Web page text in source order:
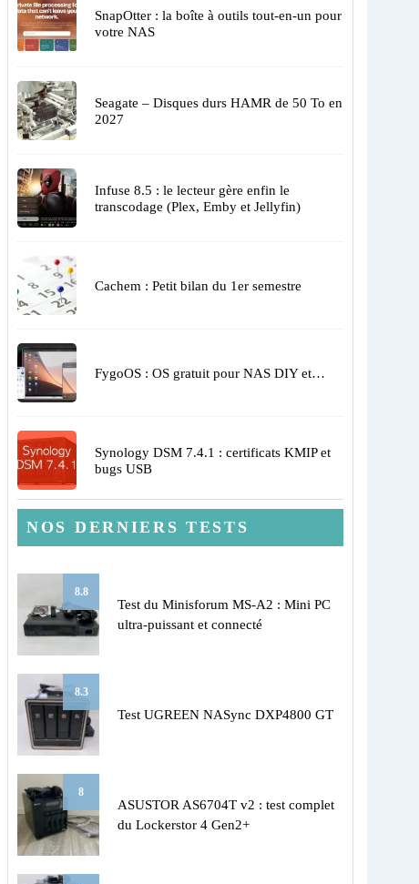
SnapOtter : la boîte à outils tout-en-un pour
votre NAS
Seagate – Disques durs HAMR de 50 To en
2027
Infuse 8.5 : le lecteur gère enfin le
transcodage (Plex, Emby et Jellyfin)
Cachem : Petit bilan du 1er semestre
FygoOS : OS gratuit pour NAS DIY et…
Synology DSM 7.4.1 : certificats KMIP et
bugs USB
NOS DERNIERS TESTS
8.8
Test du Minisforum MS-A2 : Mini PC
ultra-puissant et connecté
8.3
Test UGREEN NASync DXP4800 GT
8
ASUSTOR AS6704T v2 : test complet
du Lockerstor 4 Gen2+